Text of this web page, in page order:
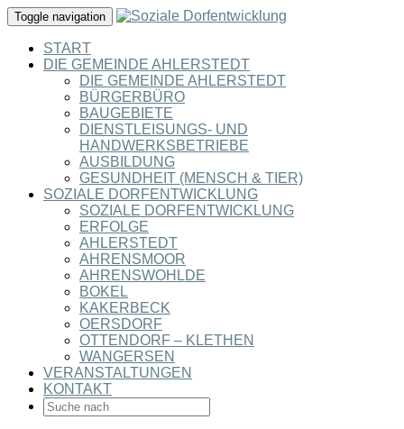
Toggle navigation
START
DIE GEMEINDE AHLERSTEDT
DIE GEMEINDE AHLERSTEDT
BÜRGERBÜRO
BAUGEBIETE
DIENSTLEISUNGS- UND
HANDWERKSBETRIEBE
AUSBILDUNG
GESUNDHEIT (MENSCH & TIER)
SOZIALE DORFENTWICKLUNG
SOZIALE DORFENTWICKLUNG
ERFOLGE
AHLERSTEDT
AHRENSMOOR
AHRENSWOHLDE
BOKEL
KAKERBECK
OERSDORF
OTTENDORF – KLETHEN
WANGERSEN
VERANSTALTUNGEN
KONTAKT
SEARCH
ICON